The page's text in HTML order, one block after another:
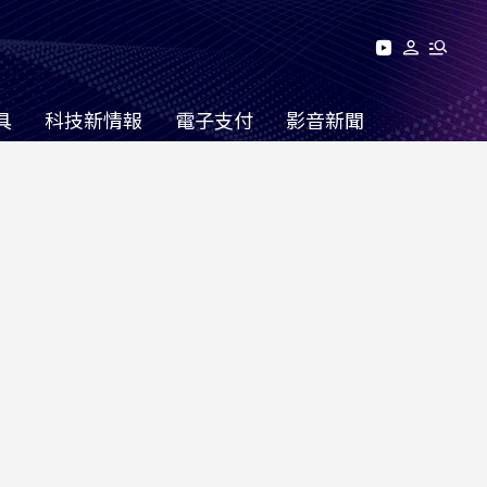
科技新情報 電子支付 影音新聞